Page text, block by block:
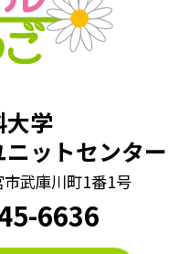
大学
ットセンター
武庫川町1番1号
6636